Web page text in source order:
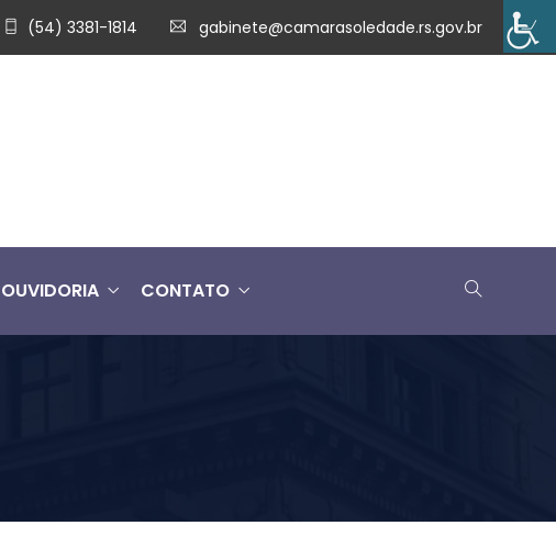
(54) 3381-1814 gabinete@camarasoledade.rs.gov.br
OUVIDORIA CONTATO